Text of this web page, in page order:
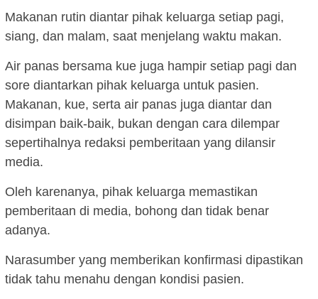
Makanan rutin diantar pihak keluarga setiap pagi,
siang, dan malam, saat menjelang waktu makan.
Air panas bersama kue juga hampir setiap pagi dan
sore diantarkan pihak keluarga untuk pasien.
Makanan, kue, serta air panas juga diantar dan
disimpan baik-baik, bukan dengan cara dilempar
sepertihalnya redaksi pemberitaan yang dilansir
media.
Oleh karenanya, pihak keluarga memastikan
pemberitaan di media, bohong dan tidak benar
adanya.
Narasumber yang memberikan konfirmasi dipastikan
tidak tahu menahu dengan kondisi pasien.